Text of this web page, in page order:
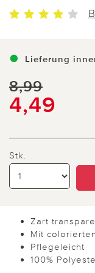
Lieferung
8,99
4,49
Stk.
Zart
Mit
Pflegeleicht
100%